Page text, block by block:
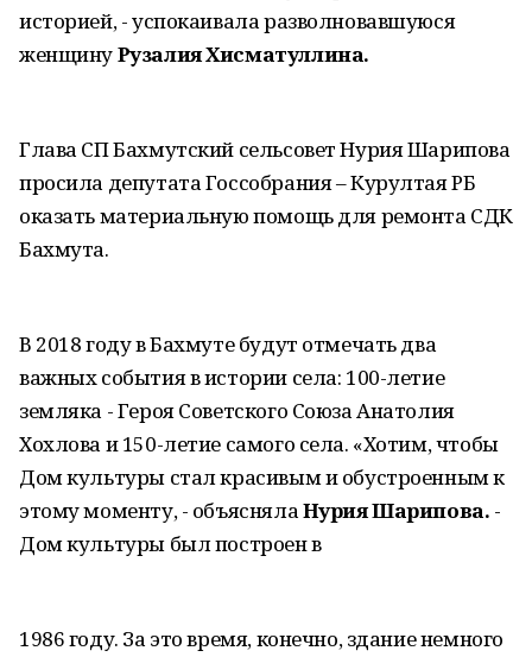
историей, - успокаивала разволновавшуюся
женщинуРузалия Хисматуллина.
Глава СП Бахмутский сельсовет Нурия Шарипова
просила депутата Госсобрания – Курултая РБ
оказать материальную помощь для ремонта СДК
Бахмута.
В 2018 году в Бахмуте будут отмечать два
важных события в истории села: 100-летие
земляка - Героя Советского Союза Анатолия
Хохлова и 150-летие самого села. «Хотим, чтобы
Дом культуры стал красивым и обустроенным к
этому моменту, - объяснялаНурия Шарипова. -
Дом культуры был построен в
1986 году. За это время, конечно, здание немного